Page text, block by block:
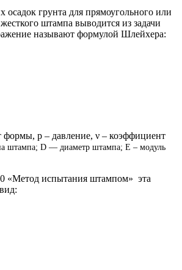
осадок грунта для прямоугольного или
штампа выводится из задачи
называют формулой Шлейхера:
формы, p – давление, ν – коэффициент
штампа; D — диаметр штампа; E – модуль
«Метод испытания штампом» эта